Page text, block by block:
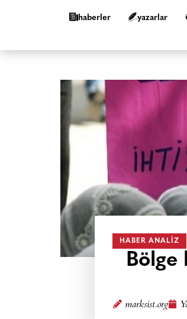
haberler yazarlar
HABER ANALIZ
Bölge
marksist.org